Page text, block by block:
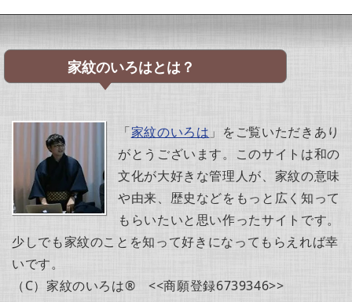
家紋のいろはとは？
「家紋のいろは」をご覧いただきあり
がとうございます。このサイトは和の
文化が大好きな管理人が、家紋の意味
や由来、歴史などをもっと広く知って
もらいたいと思い作ったサイトです。
少しでも家紋のことを知って好きになってもらえれば幸
いです。
（C）家紋のいろは® <<商願登録6739346>>